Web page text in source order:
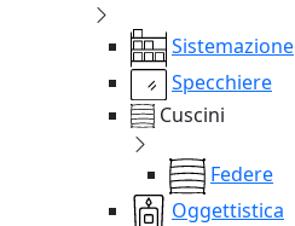
Sistemazione
Specchiere
Cuscini
Federe
Oggettistica